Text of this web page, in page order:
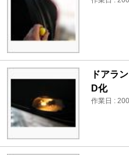
ドアラ
D化
作業日 :